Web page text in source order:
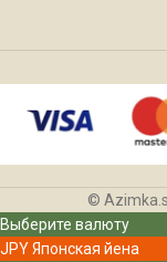
©
Выберите валюту
JPYЯпонская йена